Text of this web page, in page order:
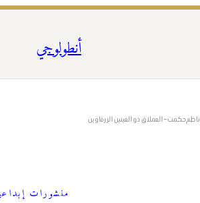
أنطولوجي
ناظم حكمت – العملاق ذو العينين الزرقاوين
منشورات